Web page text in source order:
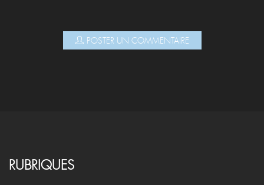
POSTER UN COMMENTAIRE
RUBRIQUES